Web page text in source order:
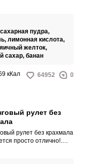
заварным кремом
в рулет банана с
вместо традиционной
сахарная пудра,
лимонная кислота,
яичный желток,
сахар, банан
кКал 64952 0
рулет без
рулет без крахмала
просто отлично!.